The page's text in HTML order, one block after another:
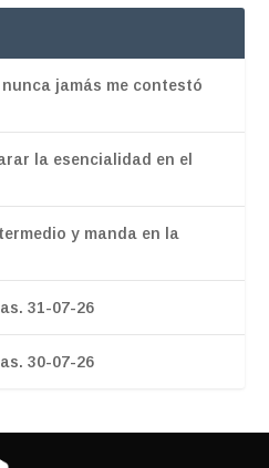
jamás me contestó
la esencialidad en el
y manda en la
31-07-26
30-07-26